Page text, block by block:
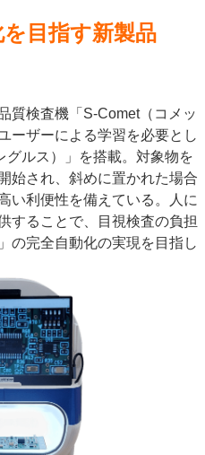
・校正特集
印刷機材年鑑
み
サイトポリシー
を目指す新製品
質検査機「S-Comet（コメッ
ーザーによる学習を必要とし
ルス）」を搭載。対象物を
始され、斜めに置かれた場合
い利便性を備えている。人に
することで、目視検査の負担
の完全自動化の実現を目指し